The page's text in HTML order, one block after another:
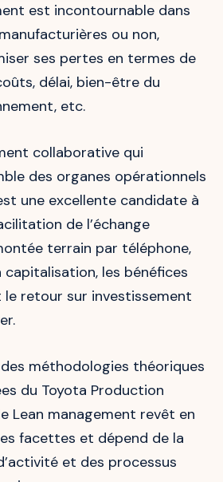
est incontournable dans
ou non,
ses pertes en termes de
délai, bien-être du
etc.
collaborative qui
des organes opérationnels
une excellente candidate à
de l’échange
terrain par téléphone,
les bénéfices
retour sur investissement
méthodologies théoriques
du Toyota Production
Lean management revêt en
facettes et dépend de la
et des processus